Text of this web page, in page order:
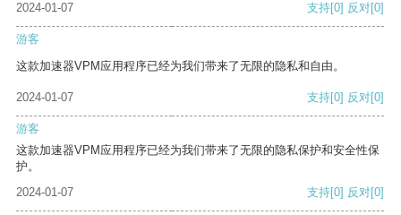
2024-01-07 支持[0] 反对[0]
游客
这款加速器VPM应用程序已经为我们带来了无限的隐私和自由。
2024-01-07 支持[0] 反对[0]
游客
这款加速器VPM应用程序已经为我们带来了无限的隐私保护和安全性保
护。
2024-01-07
支持[0] 反对[0]